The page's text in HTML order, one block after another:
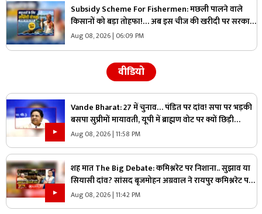
Subsidy Scheme For Fishermen: मछली पालने वाले
किसानों को बड़ा तोहफा!… अब इस चीज की खरीदी पर सरकार
देगी 70 प्रतिशत की छूट, जानिए कैसे ले सकते हैं लाभ
Aug 08, 2026 | 06:09 PM
वीडियो
Vande Bharat: 27 में चुनाव… पंडित पर दांव! सपा पर भड़की
बसपा सुप्रीमों मायावती, यूपी में ब्राह्मण वोट पर क्यों छिड़ी
महाभारत?
Aug 08, 2026 | 11:58 PM
शह मात The Big Debate: कमिश्नरेट पर निशाना.. सुझाव या
सियासी दांव? सांसद बृजमोहन अग्रवाल ने रायपुर कमिश्नरेट पर
उठाए सवाल, क्या वाकई में सिस्टम में सुधार की है जरूरत
Aug 08, 2026 | 11:42 PM